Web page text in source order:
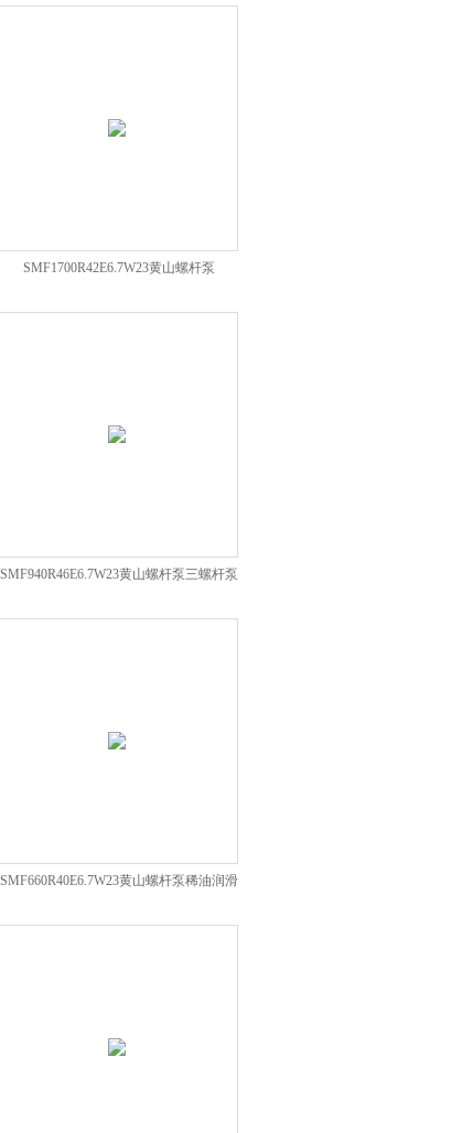
SMF1700R42E6.7W23黄山螺杆泵
SMF940R46E6.7W23黄山螺杆泵三螺杆泵
SMF660R40E6.7W23黄山螺杆泵稀油润滑